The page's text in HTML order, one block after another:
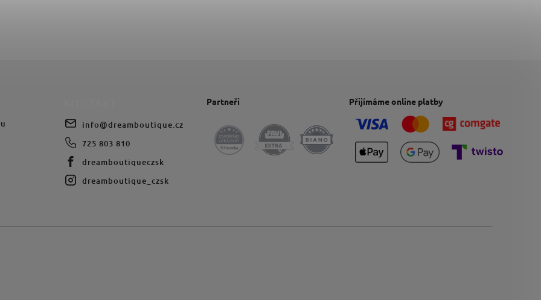
info@dreamboutique.cz
725 803 810
dreamboutiqueczsk
dreamboutique_czsk
Partneři Přijímáme online platby